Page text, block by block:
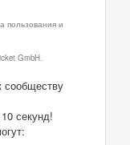
пользования и
GmbH.
сообществу
секунд!